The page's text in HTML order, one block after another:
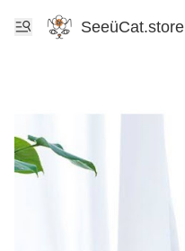
SeeüCat.store